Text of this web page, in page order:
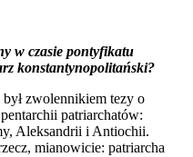
w czasie pontyfikatu
konstantynopolitański?
zwolennikiem tezy o
patriarchatów:
Aleksandrii i Antiochii.
mianowicie: patriarcha